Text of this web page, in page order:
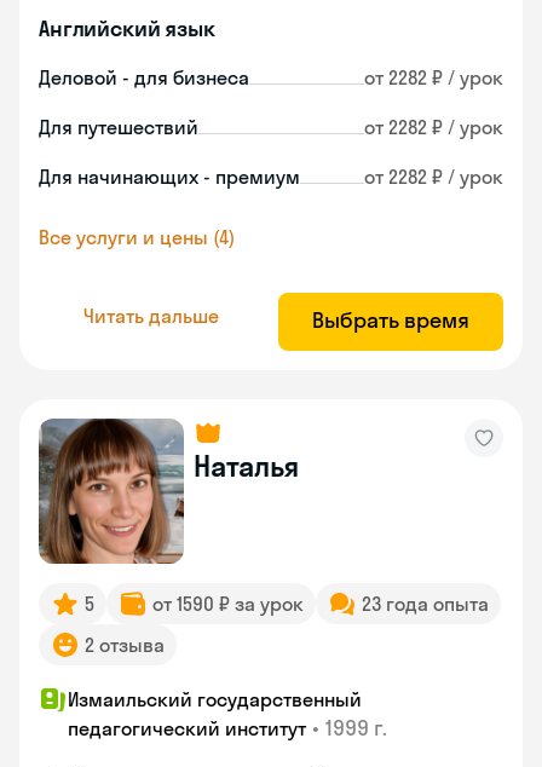
Английский язык
Деловой - для бизнеса от 2282 ₽ / урок
Для путешествий от 2282 ₽ / урок
Для начинающих - премиум от 2282 ₽ / урок
Все услуги и цены (4)
Читать дальше Выбрать время
Наталья
5 от 1590 ₽ за урок
23 года опыта
2 отзыва
Измаильский государственный
педагогический институт • 1999 г.